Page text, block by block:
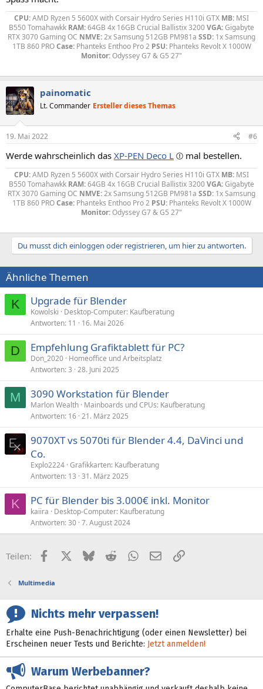
CPU:AMD Ryzen 5 5600X with Corsair Hydro Series H110i GTX MB: MSI
B550 Tomahawkk RAM:64GB 4x 16GB Crucial Ballistix 3200VGA:Gigabyte
RTX 3070 Gaming OC NMVE:2x Samsung 512GB PM981a SSD: 1x Samsung
1TB 860 PROCase: Phanteks Enthoo Pro 2 PSU:Phanteks Revolt X 1000W
Monitor:Odyssey G7 & G5 27"
painomatic
Lt. Commander Ersteller dieses Themas
19. Mai 2022 #6
Werde wahrscheinlich das XP-PEN Deco L mal bestellen.
CPU:AMD Ryzen 5 5600X with Corsair Hydro Series H110i GTX MB: MSI
B550 Tomahawkk RAM:64GB 4x 16GB Crucial Ballistix 3200VGA:Gigabyte
RTX 3070 Gaming OC NMVE:2x Samsung 512GB PM981a SSD: 1x Samsung
1TB 860 PROCase: Phanteks Enthoo Pro 2 PSU:Phanteks Revolt X 1000W
Monitor:Odyssey G7 & G5 27"
Du musst dich einloggen oder registrieren, um hier zu antworten.
Ähnliche Themen
K Upgrade für Blender
Kowolski
Desktop-Computer: Kaufberatung
Antworten 11 16. Mai 2026
D Empfehlung Grafiktablett für PC?
Don_2020 Homeoffice und Arbeitsplatz
Antworten 3 28. Juni 2025
M 3090 Workstation für Blender
Marlon Wealth Mainboards und CPUs: Kaufberatung
Antworten 16 21. März 2025
9070XT vs 5070ti für Blender 4.4, DaVinci und
Co.
Explo2224 Grafikkarten: Kaufberatung
Antworten 13 31. März 2025
K PC für Blender bis 3.000€ inkl. Monitor
kaiira
Desktop-Computer: Kaufberatung
Antworten 30 7. August 2024
Teilen: FacebookX (Twitter)
BlueskyRedditWhatsApp
E-MailLink
Multimedia
Nichts mehr verpassen!
Erhalte eine Push-Benachrichtigung (oder einen Newsletter) bei
Erscheinen neuer Tests und Berichte: Jetzt anmelden!
Warum Werbebanner?